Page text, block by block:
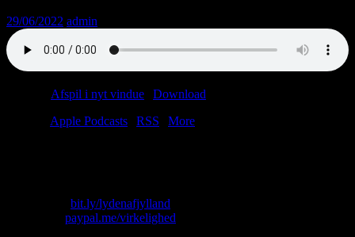
29/06/2022 admin
Afspil i nyt vindue Download
Apple Podcasts RSS
More
bit.ly/lydenafjylland
paypal.me/virkelighed